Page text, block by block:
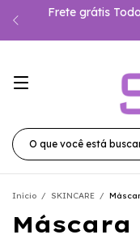
Frete grátis
Início / SKINCARE /
Máscara